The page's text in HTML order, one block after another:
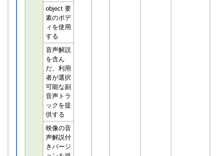
object 要
素のボデ
ィを使用
する
音声解説
を含ん
だ、利用
者が選択
可能な副
音声トラ
ックを提
供する
映像の音
声解説付
きバージ